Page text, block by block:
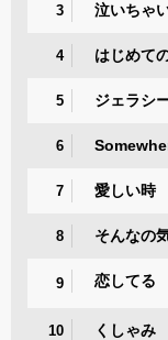
3 泣いちゃ
4 はじめて
5 ジェラシ
6
7 愛しい時
8 そんなの
9 恋してる
10 くしゃみ